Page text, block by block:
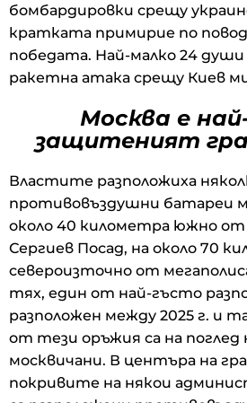
бомбардировки срещу
кратката примирие по
победата. Най-малко 24 души
ракетна атака срещу Киев
Москва е
защитеният
Властите разположиха
противовъздушни батареи
около 40 километра южно
Сергиев Посад, на около 70
североизточно от
тях, един от най-гъсто
разположен между 2025 г. и
от тези оръжия са на поглед
москвичани. В центъра на
покривите на някои